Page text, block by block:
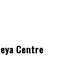
Centre